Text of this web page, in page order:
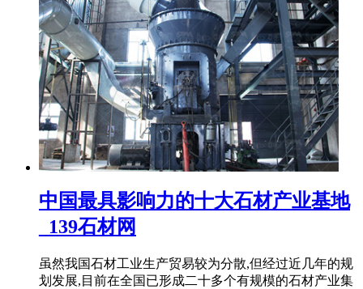
中国最具影响力的十大石材产业基地
_139石材网
虽然我国石材工业生产贸易较为分散,但经过近几年的规
划发展,目前在全国已形成二十多个有规模的石材产业集